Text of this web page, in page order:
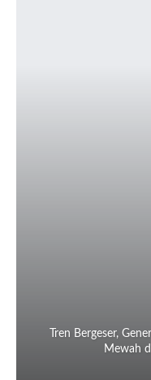
Tren Bergeser,
Mewah